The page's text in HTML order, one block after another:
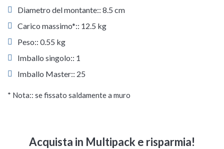
Diametro del montante:: 8.5 cm
Carico massimo*:: 12.5 kg
Peso:: 0.55 kg
Imballo singolo:: 1
Imballo Master:: 25
* Nota:: se fissato saldamente a muro
Acquista in Multipack e risparmia!